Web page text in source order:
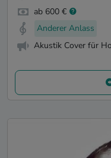
ab 600 €
Anderer Anlass
Akustik Cover für